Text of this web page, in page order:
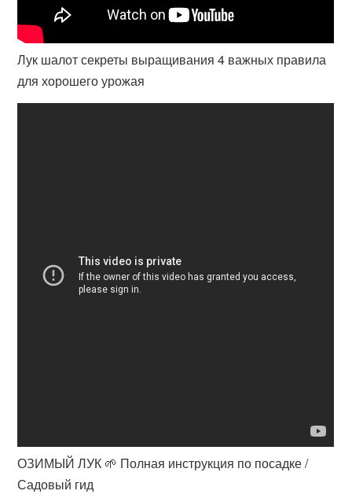
Лук шалот секреты выращивания 4 важных правила
для хорошего урожая
ОЗИМЫЙ ЛУК 🌱 Полная инструкция по посадке /
Садовый гид